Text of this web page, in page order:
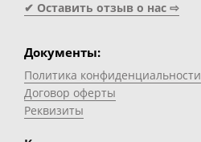
✔ Оставить отзыв о нас ⇨
Документы:
Политика конфиденциальности
Договор оферты
Реквизиты